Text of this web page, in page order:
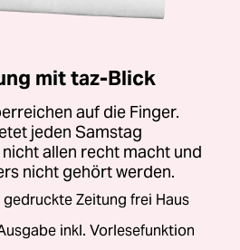
mit taz-Blick
auf die Finger.
jeden Samstag
allen recht macht und
nicht gehört werden.
Zeitung frei Haus
inkl. Vorlesefunktion